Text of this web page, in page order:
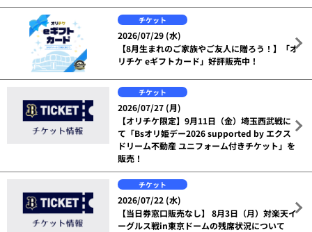
チケット
2026/07/29 (水)
【8月生まれのご家族やご友人に贈ろう！】「オ
リチケ eギフトカード」好評販売中！
チケット
2026/07/27 (月)
【オリチケ限定】9月11日（金）埼玉西武戦に
て「Bsオリ姫デー2026 supported by エクス
ドリーム不動産 ユニフォーム付きチケット」を
販売！
チケット
2026/07/22 (水)
【当日券窓口販売なし】 8月3日（月）対楽天イ
ーグルス戦in東京ドームの残席状況について